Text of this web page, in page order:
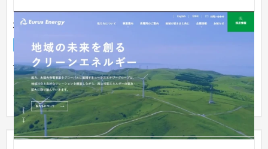
株式会社ユーラスエナジーホールディングス
企業サイト 工業・インフラ・物流
世界各国で再生可能エネルギーの発電事業に従事する同社のコ
ーポレートサイトリニューアルを担当させて頂きました。 発電
所それ...